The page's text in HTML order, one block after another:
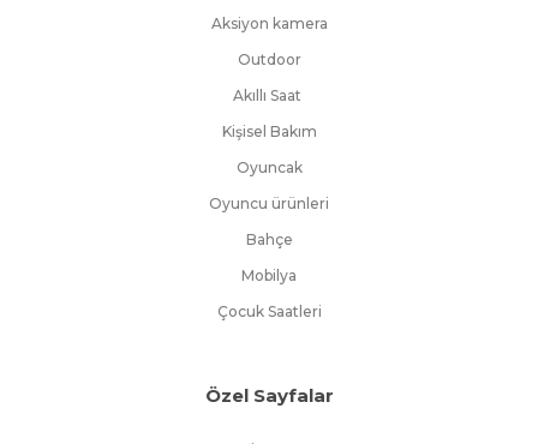
Aksiyon kamera
Outdoor
Akıllı Saat
Kişisel Bakım
Oyuncak
Oyuncu ürünleri
Bahçe
Mobilya
Çocuk Saatleri
Özel Sayfalar